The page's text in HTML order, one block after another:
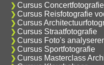
Cursus Concertfotografie
Cursus Reisfotografie
Cursus
Cursus Straatfotografie
Cursus Foto's
Cursus Sportfotografie
Cursus Masterclass